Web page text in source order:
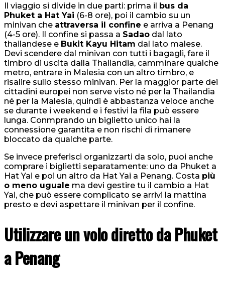
Il viaggio si divide in due parti: prima il bus da
Phuket a Hat Yai (6-8 ore), poi il cambio su un
minivan che attraversa il confine e arriva a Penang
(4-5 ore). Il confine si passa a Sadao dal lato
thailandese e Bukit Kayu Hitam dal lato malese.
Devi scendere dal minivan con tutti i bagagli, fare il
timbro di uscita dalla Thailandia, camminare qualche
metro, entrare in Malesia con un altro timbro, e
risalire sullo stesso minivan. Per la maggior parte dei
cittadini europei non serve visto né per la Thailandia
né per la Malesia, quindi è abbastanza veloce anche
se durante i weekend e i festivi la fila può essere
lunga. Conmprando un biglietto unico hai la
connessione garantita e non rischi di rimanere
bloccato da qualche parte.
Se invece preferisci organizzarti da solo, puoi anche
comprare i biglietti separatamente: uno da Phuket a
Hat Yai e poi un altro da Hat Yai a Penang. Costa più
o meno uguale ma devi gestire tu il cambio a Hat
Yai, che può essere complicato se arrivi la mattina
presto e devi aspettare il minivan per il confine.
Utilizzare un volo diretto da Phuket
a Penang